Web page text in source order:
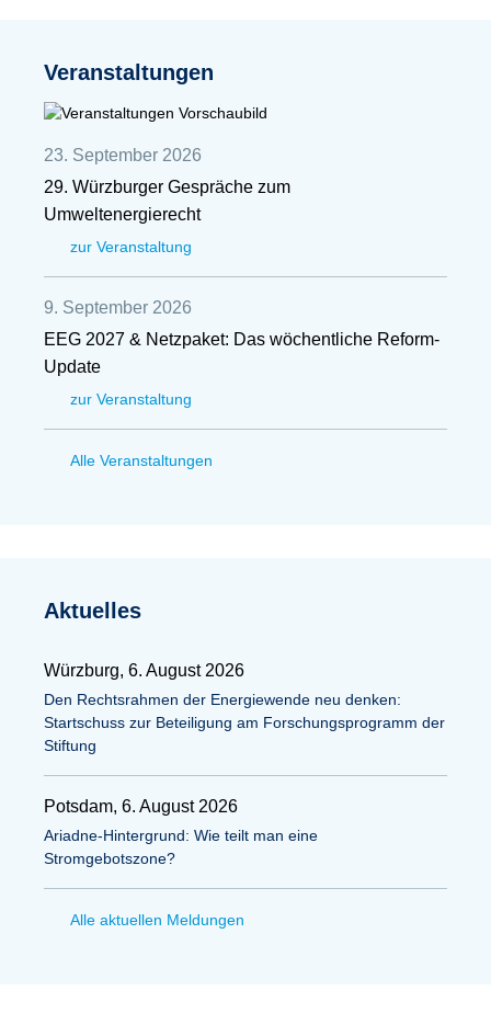
Veranstaltungen
23. September 2026
29. Würzburger Gespräche zum
Umweltenergierecht
zur Veranstaltung
9. September 2026
EEG 2027 & Netzpaket: Das wöchentliche Reform-
Update
zur Veranstaltung
Alle Veranstaltungen
Aktuelles
Würzburg, 6. August 2026
Den Rechtsrahmen der Energiewende neu denken:
Startschuss zur Beteiligung am Forschungsprogramm der
Stiftung
Potsdam, 6. August 2026
Ariadne-Hintergrund: Wie teilt man eine
Stromgebotszone?
Alle aktuellen Meldungen